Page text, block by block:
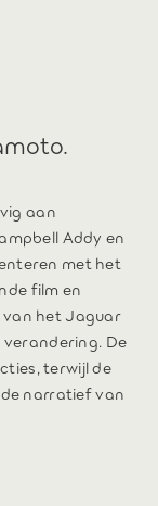
aan
Addy en
met het
film en
van het Jaguar
De
terwijl de
narratief van